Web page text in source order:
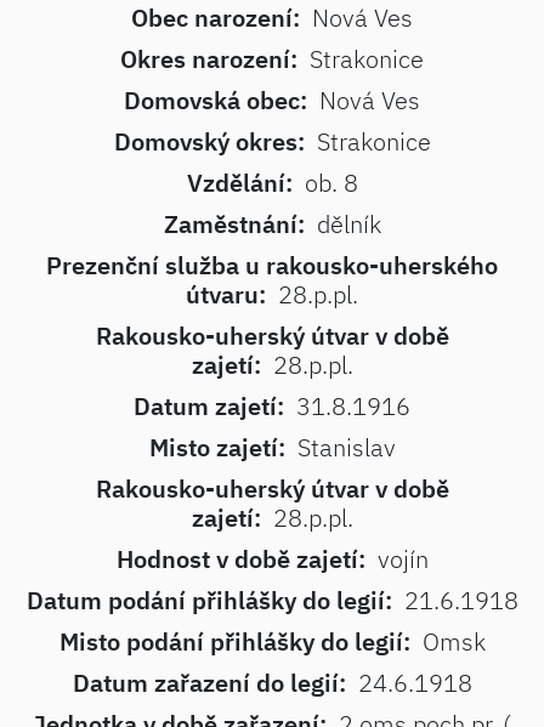
Obec narození: Nová Ves
Okres narození: Strakonice
Domovská obec: Nová Ves
Domovský okres: Strakonice
Vzdělání: ob. 8
Zaměstnání: dělník
Prezenční služba u rakousko-uherského
útvaru: 28.p.pl.
Rakousko-uherský útvar v době
zajetí: 28.p.pl.
Datum zajetí: 31.8.1916
Misto zajetí: Stanislav
Rakousko-uherský útvar v době
zajetí: 28.p.pl.
Hodnost v době zajetí: vojín
Datum podání přihlášky do legií: 21.6.1918
Misto podání přihlášky do legií: Omsk
Datum zařazení do legií: 24.6.1918